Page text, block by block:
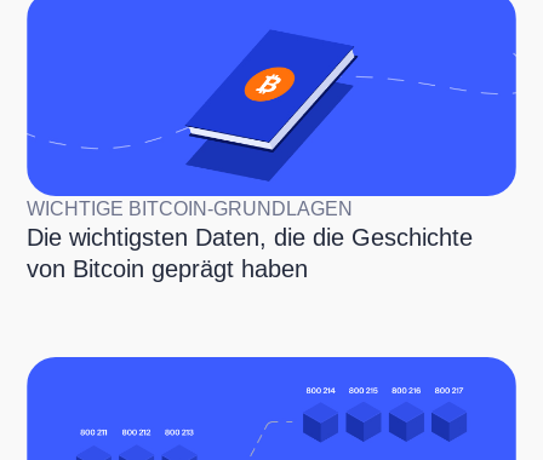
WICHTIGE BITCOIN-GRUNDLAGEN
Die wichtigsten Daten, die die Geschichte
von Bitcoin geprägt haben